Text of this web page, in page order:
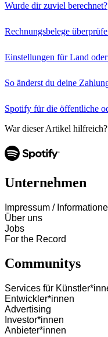
Wurde dir zuviel berechnet?
Rechnungsbelege
Einstellungen für Land
So änderst du deine
Spotify für die öffentliche
War dieser Artikel hilfreich?
Unternehmen
Impressum /
Über uns
Jobs
For the Record
Communitys
Services für
Entwickler*innen
Advertising
Investor*innen
Anbieter*innen